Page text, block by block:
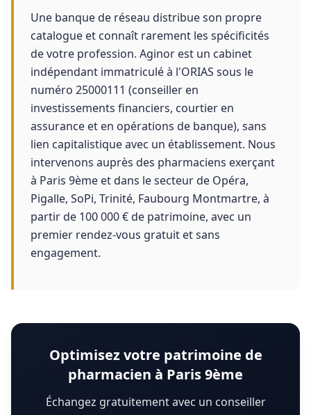
Une banque de réseau distribue son propre
catalogue et connaît rarement les spécificités
de votre profession. Aginor est un cabinet
indépendant immatriculé à l'ORIAS sous le
numéro 25000111 (conseiller en
investissements financiers, courtier en
assurance et en opérations de banque), sans
lien capitalistique avec un établissement. Nous
intervenons auprès des pharmaciens exerçant
à Paris 9ème et dans le secteur de Opéra,
Pigalle, SoPi, Trinité, Faubourg Montmartre, à
partir de 100 000 € de patrimoine, avec un
premier rendez-vous gratuit et sans
engagement.
Optimisez votre patrimoine de
pharmacien à Paris 9ème
Échangez gratuitement avec un conseiller